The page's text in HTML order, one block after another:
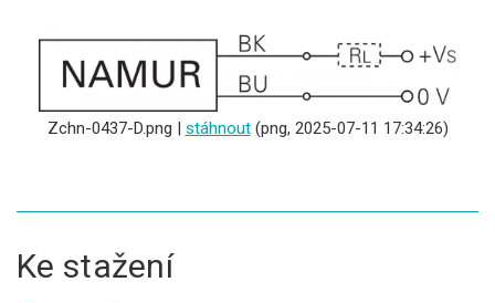
Zchn-0437-D.png | stáhnout(png, 2025-07-11 17:34:26)
Ke stažení